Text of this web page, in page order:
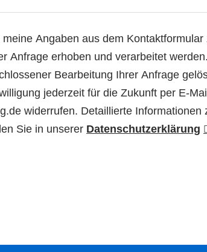
Angaben aus dem Kontaktformular
Anfrage erhoben und verarbeitet
Bearbeitung Ihrer Anfrage
jederzeit für die Zukunft per E-
widerrufen. Detaillierte Informationen
Sie in unserer Datenschutzerklärung